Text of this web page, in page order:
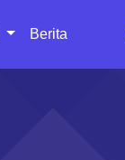
Berita